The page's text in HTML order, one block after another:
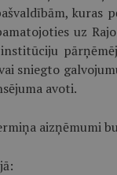
uz
sniegto
avoti.
aizņēmumi